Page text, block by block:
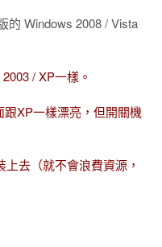
的 Windows 2008 / Vista
/ XP一樣。
XP一樣漂亮，但開關機
去（就不會浪費資源，